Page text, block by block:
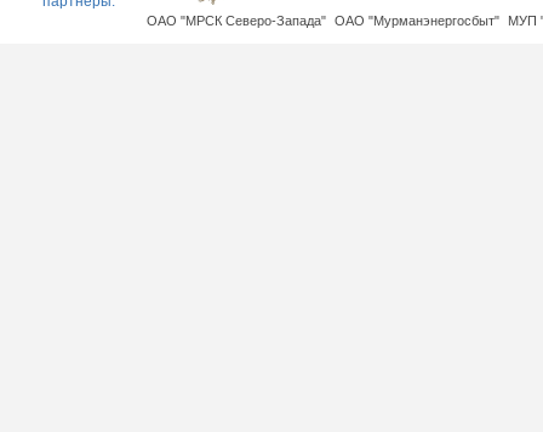
ОАО "МРСК Северо-Запада" ОАО "Мурманэнергосбыт" МУП